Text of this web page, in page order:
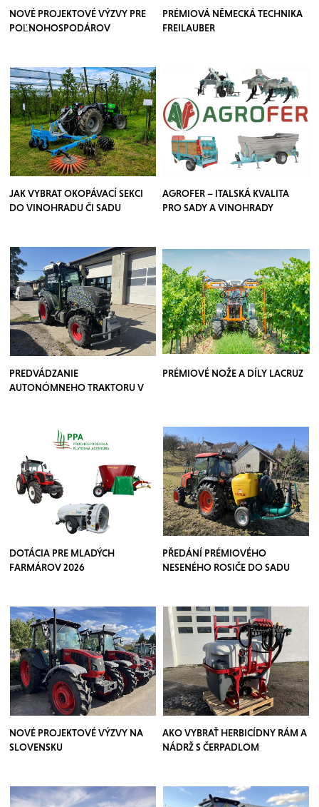
NOVÉ PROJEKTOVÉ VÝZVY PRE
POĽNOHOSPODÁROV
PRÉMIOVÁ NĚMECKÁ TECHNIKA
FREILAUBER
JAK VYBRAT OKOPÁVACÍ SEKCI
DO VINOHRADU ČI SADU
AGROFER – ITALSKÁ KVALITA
PRO SADY A VINOHRADY
PREDVÁDZANIE
AUTONÓMNEHO TRAKTORU V
PRÉMIOVÉ NOŽE A DÍLY LACRUZ
DOTÁCIA PRE MLADÝCH
FARMÁROV 2026
PŘEDÁNÍ PRÉMIOVÉHO
NESENÉHO ROSIČE DO SADU
NOVÉ PROJEKTOVÉ VÝZVY NA
SLOVENSKU
AKO VYBRAŤ HERBICÍDNY RÁM A
NÁDRŽ S ČERPADLOM